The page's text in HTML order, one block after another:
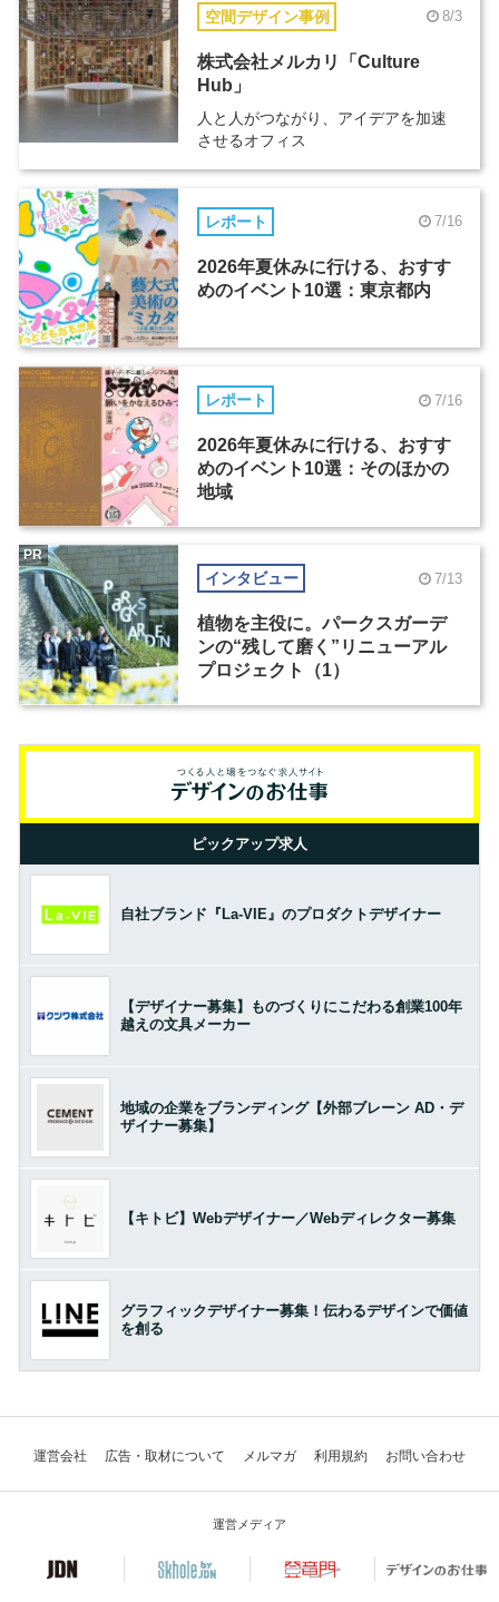
空間デザイン事例 8/3
株式会社メルカリ「Culture
Hub」
人と人がつながり、アイデアを加速
させるオフィス
レポート 7/16
2026年夏休みに行ける、おすす
めのイベント10選：東京都内
レポート 7/16
2026年夏休みに行ける、おすす
めのイベント10選：そのほかの
地域
インタビュー 7/13
植物を主役に。パークスガーデ
ンの“残して磨く”リニューアル
プロジェクト（1）
PR
ピックアップ求人
自社ブランド『La-VIE』のプロダクトデザイナー
【デザイナー募集】ものづくりにこだわる創業100年
越えの文具メーカー
地域の企業をブランディング【外部ブレーン AD・デ
ザイナー募集】
【キトビ】Webデザイナー／Webディレクター募集
グラフィックデザイナー募集！伝わるデザインで価値
を創る
運営会社 広告・取材について メルマガ 利用規約 お問い合わせ
運営メディア